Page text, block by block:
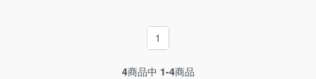
1
4商品中 1-4商品